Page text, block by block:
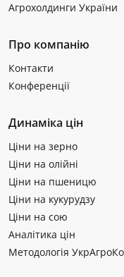
Агрохолдинги України
Про компанію
Контакти
Конференції
Динаміка цін
Ціни на зерно
Ціни на олійні
Ціни на пшеницю
Ціни на кукурудзу
Ціни на сою
Аналітика цін
Методологія